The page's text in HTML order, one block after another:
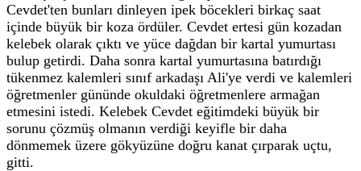
Cevdet'ten bunları dinleyen ipek böcekleri birkaç saat
içinde büyük bir koza ördüler. Cevdet ertesi gün kozadan
kelebek olarak çıktı ve yüce dağdan bir kartal yumurtası
bulup getirdi. Daha sonra kartal yumurtasına batırdığı
tükenmez kalemleri sınıf arkadaşı Ali'ye verdi ve kalemleri
öğretmenler gününde okuldaki öğretmenlere armağan
etmesini istedi. Kelebek Cevdet eğitimdeki büyük bir
sorunu çözmüş olmanın verdiği keyifle bir daha
dönmemek üzere gökyüzüne doğru kanat çırparak uçtu,
gitti.